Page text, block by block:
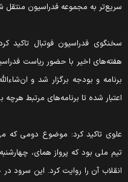
به مجموعه فدراسیون منتقل
فدراسیون فوتبال تاکید
اخیر با حضور ریاست
و بودجه برگزار شد و
شده تا برنامه‌های مرتبط هرچه
تاکید کرد: موضوع دومی که
ملی بود که پرواز همای،
آن را روایت کرد. این سرود در